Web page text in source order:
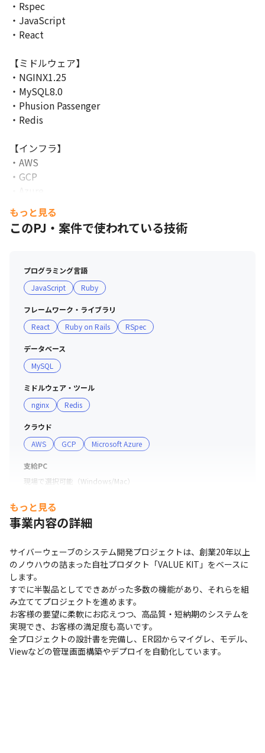
・Rspec
・JavaScript
・React
【ミドルウェア】
・NGINX1.25
・MySQL8.0
・Phusion Passenger
・Redis
【インフラ】
・AWS
・GCP
・Azure
・オンプレ
【ツール】
・Figma
・Google Workspace
もっと見る
このPJ・案件で使われている技術
プログラミング言語
JavaScript
Ruby
フレームワーク・ライブラリ
React
Ruby on Rails RSpec
データベース
MySQL
ミドルウェア・ツール
nginx
Redis
クラウド
AWS
GCP Microsoft Azure
支給PC
現場で選択可能（Windows/Mac）
もっと見る
事業内容の詳細
サイバーウェーブのシステム開発プロジェクトは、創業20年以上
のノウハウの詰まった自社プロダクト「VALUE KIT」をベースに
します。
すでに半製品としてできあがった多数の機能があり、それらを組
み立ててプロジェクトを進めます。
お客様の要望に柔軟にお応えつつ、高品質・短納期のシステムを
実現でき、お客様の満足度も高いです。
全プロジェクトの設計書を完備し、ER図からマイグレ、モデル、
Viewなどの管理画面構築やデプロイを自動化しています。